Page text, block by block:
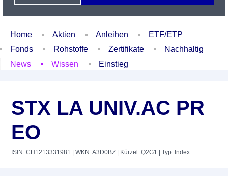
Home Aktien Anleihen
ETF/ETP
Fonds
Rohstoffe Zertifikate
Nachhaltig
News
Wissen Einstieg
STX LA UNIV.AC PR
EO
ISIN: CH1213331981 | WKN: A3D0BZ | Kürzel: Q2G1 | Typ: Index